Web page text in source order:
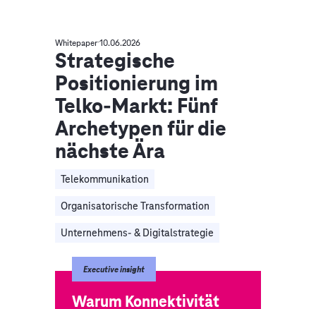
Whitepaper 10.06.2026
Strategische
Positionierung im
Telko-Markt: Fünf
Archetypen für die
nächste Ära
Telekommunikation
Organisatorische Transformation
Unternehmens- & Digitalstrategie
Executive insight
Warum Konnektivität